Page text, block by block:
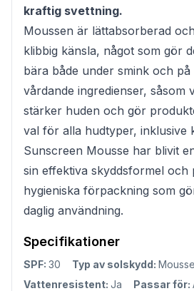
kraftig svettning.
Moussen är lättabsorberad
klibbig känsla, något som gör
bära både under smink och
vårdande ingredienser, såsom
stärker huden och gör
val för alla hudtyper, inklusive
Sunscreen Mousse har blivit
sin effektiva skyddsformel och
hygieniska förpackning som
daglig användning.
Specifikationer
SPF: 30 Typ av solskydd: Mousse
Vattenresistent: Ja Passar för: